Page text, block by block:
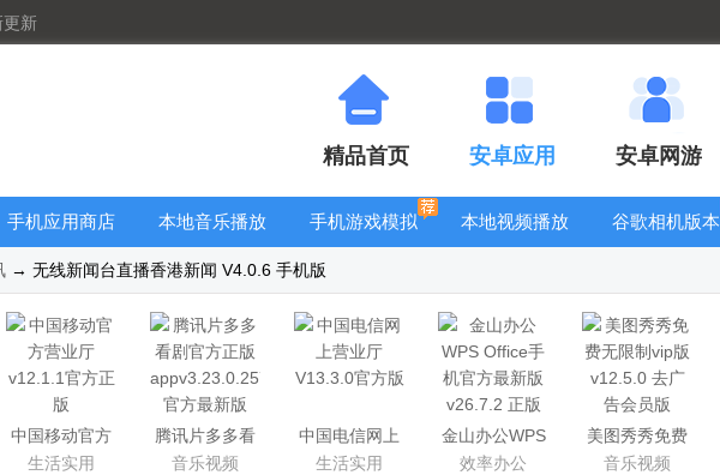
更新
精品首页 安卓应用 安卓网游
手机应用商店
本地音乐播放
器
手机游戏模拟
器安卓版合集
本地视频播放
谷歌相机版本
→ 无线新闻台直播香港新闻 V4.0.6 手机版
中国移动官方
营业厅
生活实用
腾讯片多多看
剧官方正版
音乐视频
中国电信网上
营业厅
生活实用
金山办公WPS
Office手机官
效率办公
美图秀秀免费
无限制vip版
音乐视频